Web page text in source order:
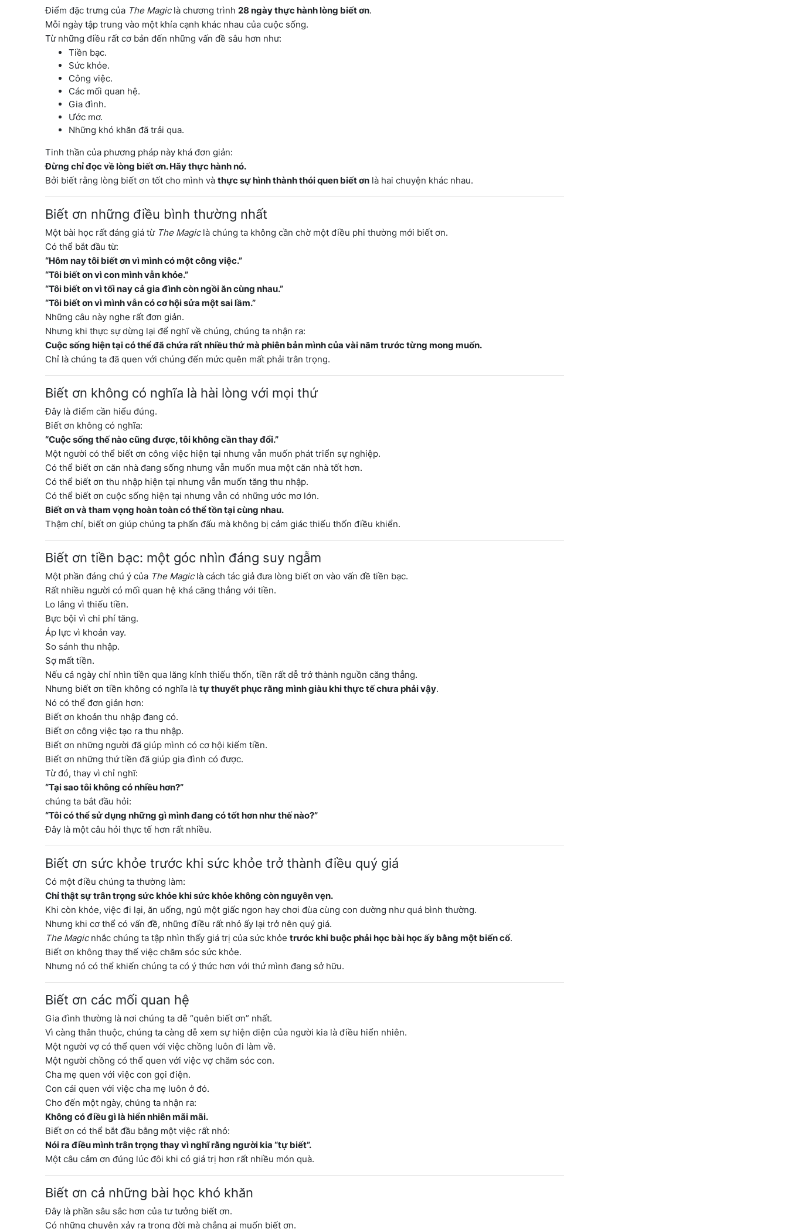
Điểm đặc trưng của The Magiclà chương trình 28 ngày thực hành lòng biết ơn.
Mỗi ngày tập trung vào một khía cạnh khác nhau của cuộc sống.
Từ những điều rất cơ bản đến những vấn đề sâu hơn như:
Tiền bạc.
Sức khỏe.
Công việc.
Các mối quan hệ.
Gia đình.
Ước mơ.
Những khó khăn đã trải qua.
Tinh thần của phương pháp này khá đơn giản:
Đừng chỉ đọc về lòng biết ơn. Hãy thực hành nó.
Bởi biết rằng lòng biết ơn tốt cho mình và thực sự hình thành thói quen biết ơn là hai chuyện khác nhau.
Biết ơn những điều bình thường nhất
Một bài học rất đáng giá từ The Magiclà chúng ta không cần chờ một điều phi thường mới biết ơn.
Có thể bắt đầu từ:
“Hôm nay tôi biết ơn vì mình có một công việc.”
“Tôi biết ơn vì con mình vẫn khỏe.”
“Tôi biết ơn vì tối nay cả gia đình còn ngồi ăn cùng nhau.”
“Tôi biết ơn vì mình vẫn có cơ hội sửa một sai lầm.”
Những câu này nghe rất đơn giản.
Nhưng khi thực sự dừng lại để nghĩ về chúng, chúng ta nhận ra:
Cuộc sống hiện tại có thể đã chứa rất nhiều thứ mà phiên bản mình của vài năm trước từng mong muốn.
Chỉ là chúng ta đã quen với chúng đến mức quên mất phải trân trọng.
Biết ơn không có nghĩa là hài lòng với mọi thứ
Đây là điểm cần hiểu đúng.
Biết ơn không có nghĩa:
“Cuộc sống thế nào cũng được, tôi không cần thay đổi.”
Một người có thể biết ơn công việc hiện tại nhưng vẫn muốn phát triển sự nghiệp.
Có thể biết ơn căn nhà đang sống nhưng vẫn muốn mua một căn nhà tốt hơn.
Có thể biết ơn thu nhập hiện tại nhưng vẫn muốn tăng thu nhập.
Có thể biết ơn cuộc sống hiện tại nhưng vẫn có những ước mơ lớn.
Biết ơn và tham vọng hoàn toàn có thể tồn tại cùng nhau.
Thậm chí, biết ơn giúp chúng ta phấn đấu mà không bị cảm giác thiếu thốn điều khiển.
Biết ơn tiền bạc: một góc nhìn đáng suy ngẫm
Một phần đáng chú ý của The Magiclà cách tác giả đưa lòng biết ơn vào vấn đề tiền bạc.
Rất nhiều người có mối quan hệ khá căng thẳng với tiền.
Lo lắng vì thiếu tiền.
Bực bội vì chi phí tăng.
Áp lực vì khoản vay.
So sánh thu nhập.
Sợ mất tiền.
Nếu cả ngày chỉ nhìn tiền qua lăng kính thiếu thốn, tiền rất dễ trở thành nguồn căng thẳng.
Nhưng biết ơn tiền không có nghĩa là tự thuyết phục rằng mình giàu khi thực tế chưa phải vậy.
Nó có thể đơn giản hơn:
Biết ơn khoản thu nhập đang có.
Biết ơn công việc tạo ra thu nhập.
Biết ơn những người đã giúp mình có cơ hội kiếm tiền.
Biết ơn những thứ tiền đã giúp gia đình có được.
Từ đó, thay vì chỉ nghĩ:
“Tại sao tôi không có nhiều hơn?”
chúng ta bắt đầu hỏi:
“Tôi có thể sử dụng những gì mình đang có tốt hơn như thế nào?”
Đây là một câu hỏi thực tế hơn rất nhiều.
Biết ơn sức khỏe trước khi sức khỏe trở thành điều quý giá
Có một điều chúng ta thường làm:
Chỉ thật sự trân trọng sức khỏe khi sức khỏe không còn nguyên vẹn.
Khi còn khỏe, việc đi lại, ăn uống, ngủ một giấc ngon hay chơi đùa cùng con dường như quá bình thường.
Nhưng khi cơ thể có vấn đề, những điều rất nhỏ ấy lại trở nên quý giá.
The Magicnhắc chúng ta tập nhìn thấy giá trị của sức khỏe trước khi buộc phải học bài học ấy bằng một biến cố.
Biết ơn không thay thế việc chăm sóc sức khỏe.
Nhưng nó có thể khiến chúng ta có ý thức hơn với thứ mình đang sở hữu.
Biết ơn các mối quan hệ
Gia đình thường là nơi chúng ta dễ “quên biết ơn” nhất.
Vì càng thân thuộc, chúng ta càng dễ xem sự hiện diện của người kia là điều hiển nhiên.
Một người vợ có thể quen với việc chồng luôn đi làm về.
Một người chồng có thể quen với việc vợ chăm sóc con.
Cha mẹ quen với việc con gọi điện.
Con cái quen với việc cha mẹ luôn ở đó.
Cho đến một ngày, chúng ta nhận ra:
Không có điều gì là hiển nhiên mãi mãi.
Biết ơn có thể bắt đầu bằng một việc rất nhỏ:
Nói ra điều mình trân trọng thay vì nghĩ rằng người kia “tự biết”.
Một câu cảm ơn đúng lúc đôi khi có giá trị hơn rất nhiều món quà.
Biết ơn cả những bài học khó khăn
Đây là phần sâu sắc hơn của tư tưởng biết ơn.
Có những chuyện xảy ra trong đời mà chẳng ai muốn biết ơn.